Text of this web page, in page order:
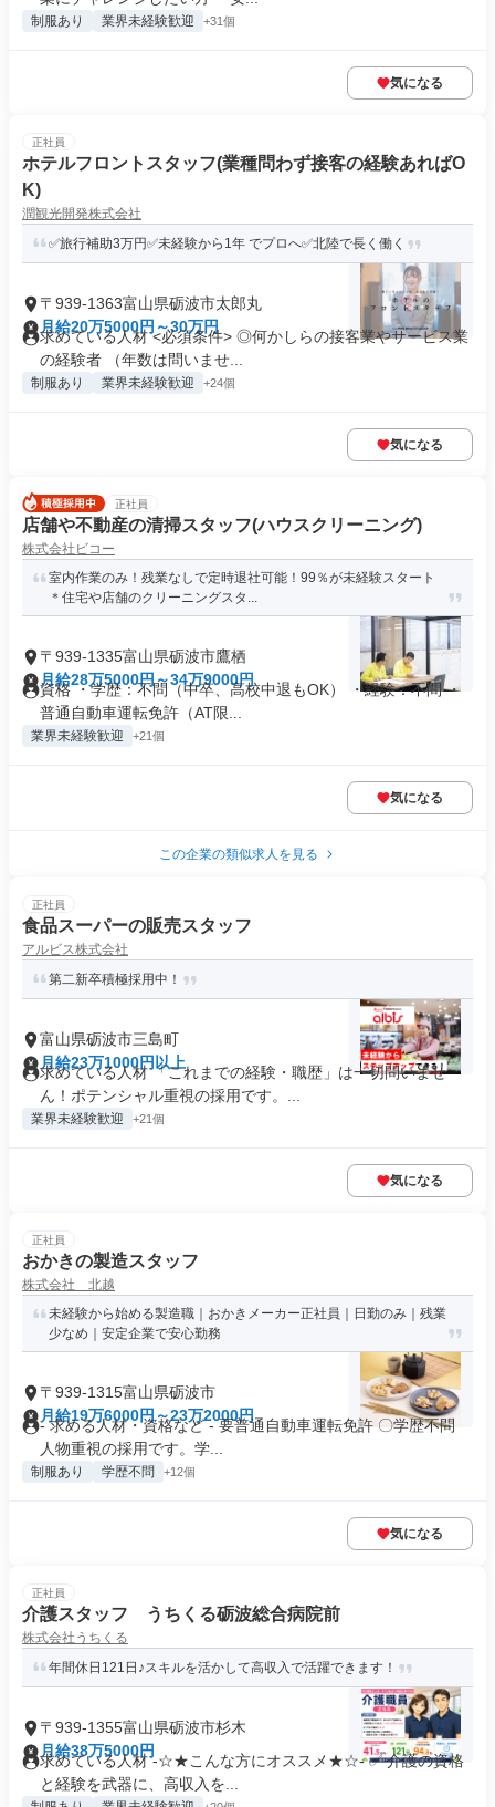
制服あり 業界未経験歓迎 +31個
気になる
正社員
ホテルフロントスタッフ(業種問わず接客の経験あればO
K)
潤観光開発株式会社
✅旅行補助3万円✅未経験から1年 でプロへ✅北陸で長く働く
〒939-1363富山県砺波市太郎丸
月給20万5000円～30万円
求めている人材 <必須条件> ◎何かしらの接客業やサービス業
の経験者 （年数は問いませ...
制服あり 業界未経験歓迎 +24個
気になる
正社員
店舗や不動産の清掃スタッフ(ハウスクリーニング)
株式会社ビコー
室内作業のみ！残業なしで定時退社可能！99％が未経験スタート
＊住宅や店舗のクリーニングスタ...
〒939-1335富山県砺波市鷹栖
月給28万5000円～34万9000円
資格 ・学歴：不問（中卒、高校中退もOK） ・経験：不問 ・
普通自動車運転免許（AT限...
業界未経験歓迎 +21個
気になる
この企業の類似求人を見る
正社員
食品スーパーの販売スタッフ
アルビス株式会社
第二新卒積極採用中！
富山県砺波市三島町
月給23万1000円以上
求めている人材 「これまでの経験・職歴」は一切問いませ
ん！ポテンシャル重視の採用です。...
業界未経験歓迎 +21個
気になる
正社員
おかきの製造スタッフ
株式会社 北越
未経験から始める製造職｜おかきメーカー正社員｜日勤のみ｜残業
少なめ｜安定企業で安心勤務
〒939-1315富山県砺波市
月給19万6000円～23万2000円
- 求める人材・資格など - 要普通自動車運転免許 〇学歴不問
人物重視の採用です。学...
制服あり 学歴不問 +12個
気になる
正社員
介護スタッフ うちくる砺波総合病院前
株式会社うちくる
年間休日121日♪スキルを活かして高収入で活躍できます！
〒939-1355富山県砺波市杉木
月給38万5000円
求めている人材 -☆★こんな方にオススメ★☆- ✅ 介護の資格
と経験を武器に、高収入を...